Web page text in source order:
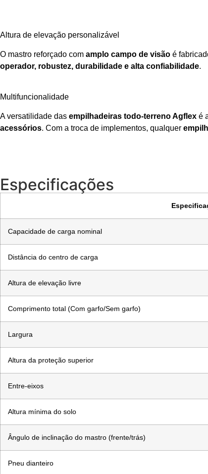
Altura de elevação personalizável
O mastro reforçado com amplo campo de visão é
operador, robustez, durabilidade e alta confiabilidade.
Multifuncionalidade
A versatilidade das empilhadeiras todo-terreno Agflex é
acessórios. Com a troca de implementos, qualquer
Especificações
Capacidade de carga nominal
Distância do centro de carga
Altura de elevação livre
Comprimento total (Com garfo/Sem garfo)
Largura
Altura da proteção superior
Entre-eixos
Altura mínima do solo
Ângulo de inclinação do mastro (frente/trás)
Pneu dianteiro